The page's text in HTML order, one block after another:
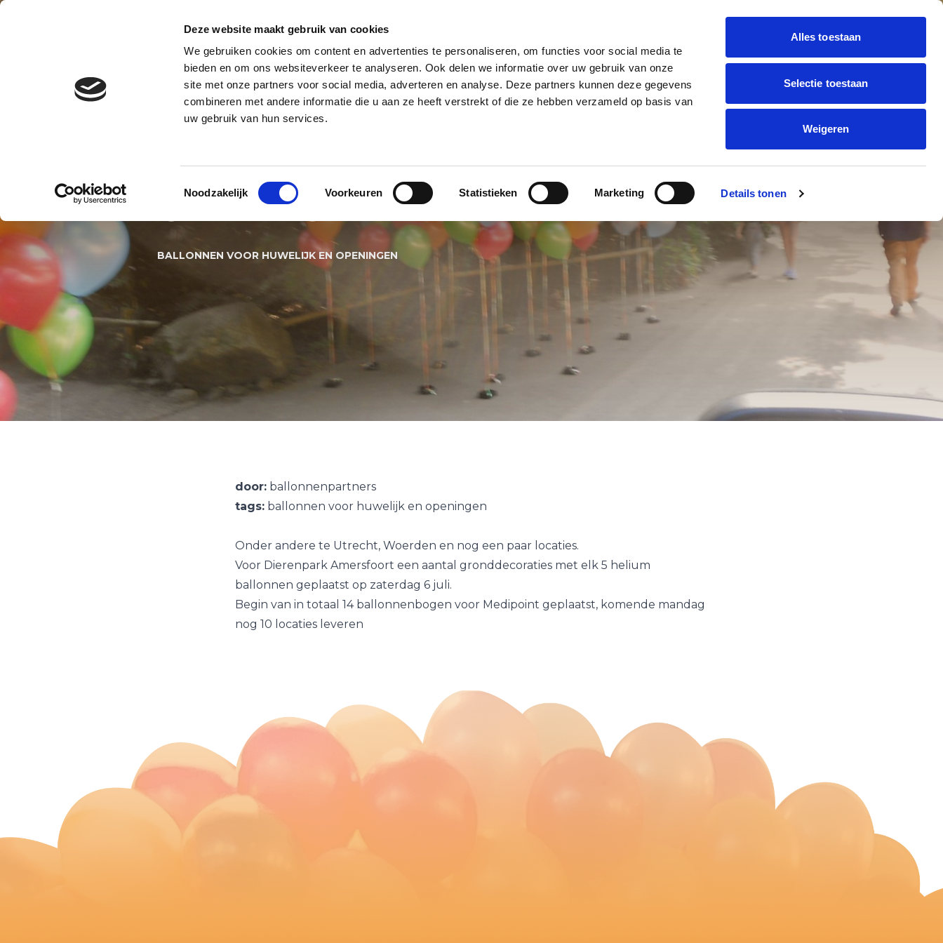
Deze website maakt gebruik van cookies
We gebruiken cookies om content en advertenties te personaliseren, om functies voor social media te
bieden en om ons websiteverkeer te analyseren. Ook delen we informatie over uw gebruik van onze
site met onze partners voor social media, adverteren en analyse. Deze partners kunnen deze gegevens
combineren met andere informatie die u aan ze heeft verstrekt of die ze hebben verzameld op basis van
uw gebruik van hun services.
Toestemmingsselectie
Noodzakelijk Voorkeuren Statistieken Marketing Details tonen
Alles toestaan
Selectie toestaan
Weigeren
BALLONNENBOOGBALLONNENPILAARHELIUM BALLONNENHELIUM BALLON TROSSENREUZE BALLON DECORATIE
BALLONNEN DECORATIES SPECIALS BALLONNEN BEZORGSERVICE BALLON KLEUREN BALLONNEN BEDRUKKEN
aanvragen
BALLONNEN VOOR HUWELIJK EN
OPENINGEN
BALLONNEN VOOR HUWELIJK EN OPENINGEN
door:ballonnenpartners
tags:ballonnen voor huwelijk en openingen
Onder andere te Utrecht, Woerden en nog een paar locaties.
Voor Dierenpark Amersfoort een aantal gronddecoraties met elk 5 helium
ballonnen geplaatst op zaterdag 6 juli.
Begin van in totaal 14 ballonnenbogen voor Medipoint geplaatst, komende mandag
nog 10 locaties leveren